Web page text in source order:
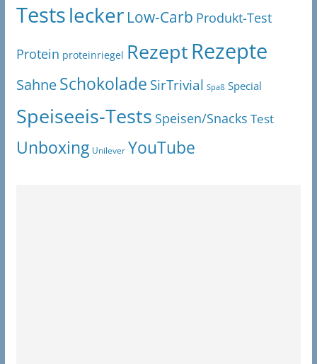
Testslecker Low-Carb Produkt-Test
Protein proteinriegel RezeptRezepte
SahneSchokolade SirTrivial Spaß Special
Speiseeis-Tests Speisen/Snacks Test
Unboxing Unilever YouTube